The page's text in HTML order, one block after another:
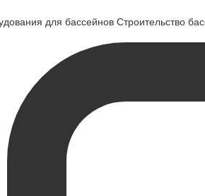
для бассейнов Строительство